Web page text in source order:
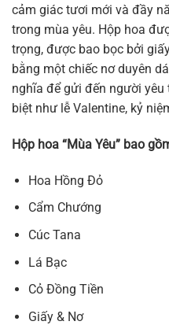
cảm giác tươi mới và đầy
trong mùa yêu. Hộp hoa
trọng, được bao bọc bởi
bằng một chiếc nơ duyên
nghĩa để gửi đến người
biệt như lễ Valentine, kỷ
Hộp hoa “Mùa Yêu” bao
Hoa Hồng Đỏ
Cẩm Chướng
Cúc Tana
Lá Bạc
Cỏ Đồng Tiền
Giấy & Nơ